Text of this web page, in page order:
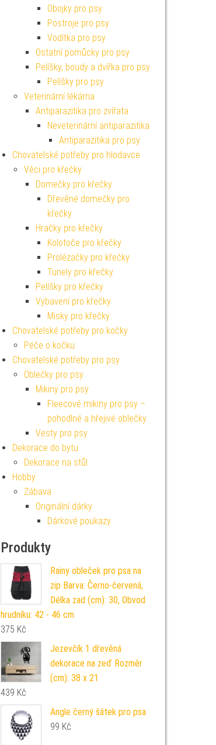
Obojky pro psy
Postroje pro psy
Vodítka pro psy
Ostatní pomůcky pro psy
Pelíšky, boudy a dvířka pro psy
Pelíšky pro psy
Veterinární lékárna
Antiparazitika pro zvířata
Neveterinární antiparazitika
Antiparazitika pro psy
Chovatelské potřeby pro hlodavce
Věci pro křečky
Domečky pro křečky
Dřevěné domečky pro
křečky
Hračky pro křečky
Kolotoče pro křečky
Prolézačky pro křečky
Tunely pro křečky
Pelíšky pro křečky
Vybavení pro křečky
Misky pro křečky
Chovatelské potřeby pro kočky
Péče o kočku
Chovatelské potřeby pro psy
Oblečky pro psy
Mikiny pro psy
Fleecové mikiny pro psy –
pohodlné a hřejivé oblečky
Vesty pro psy
Dekorace do bytu
Dekorace na stůl
Hobby
Zábava
Originální dárky
Dárkové poukazy
Produkty
Rainy obleček pro psa na
zip Barva: Černo-červená,
Délka zad (cm): 30, Obvod
hrudníku: 42 - 46 cm
375 Kč
Jezevčík 1 dřevěná
dekorace na zeď Rozměr
(cm): 38 x 21
439 Kč
Angle černý šátek pro psa
99 Kč